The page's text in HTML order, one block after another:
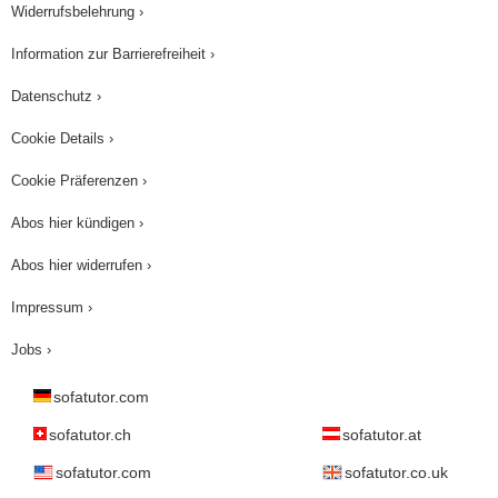
Widerrufsbelehrung ›
Information zur Barrierefreiheit ›
Datenschutz ›
Cookie Details ›
Cookie Präferenzen ›
Abos hier kündigen ›
Abos hier widerrufen ›
Impressum ›
Jobs ›
sofatutor.com
sofatutor.ch sofatutor.at
sofatutor.com sofatutor.co.uk